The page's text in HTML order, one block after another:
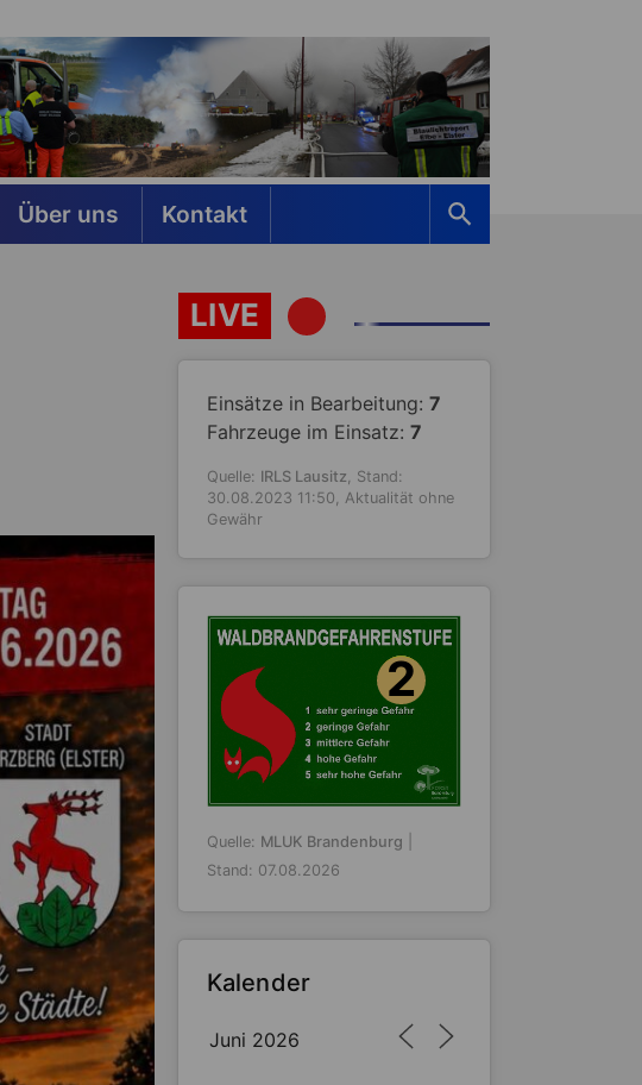
Über uns Kontakt
LIVE
Einsätze in Bearbeitung: 7
Fahrzeuge im Einsatz: 7
Quelle: IRLS Lausitz, Stand:
30.08.2023 11:50, Aktualität ohne
Gewähr
2
Quelle: MLUK Brandenburg
Stand: 07.08.2026
Kalender
Juni 2026